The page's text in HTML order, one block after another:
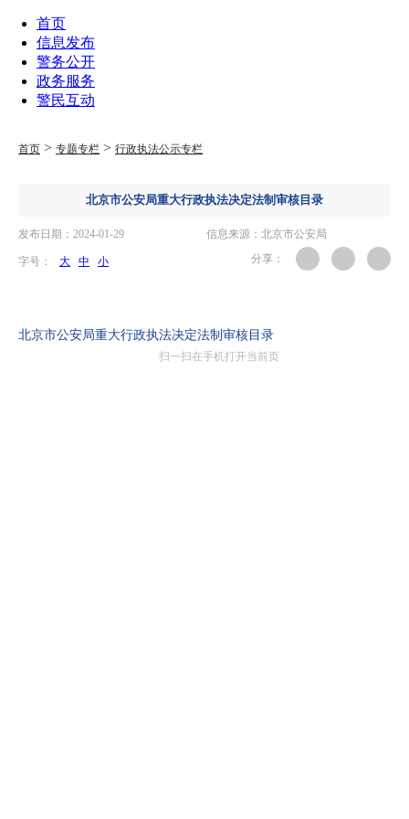
首页
信息发布
警务公开
政务服务
警民互动
首页 > 专题专栏 > 行政执法公示专栏
北京市公安局重大行政执法决定法制审核目录
发布日期：2024-01-29 信息来源：北京市公安局
字号： 大 中 小 分享：
北京市公安局重大行政执法决定法制审核目录
扫一扫在手机打开当前页